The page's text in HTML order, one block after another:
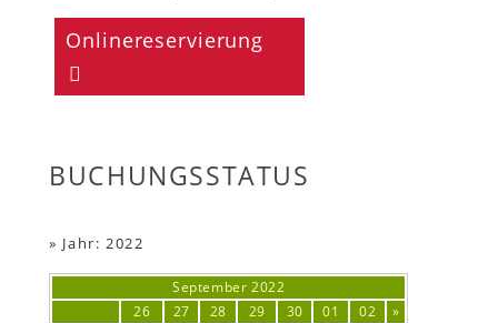
Onlinereservierung
BUCHUNGSSTATUS
» Jahr: 2022
September 2022
26
27 28 29 30 01 02
»